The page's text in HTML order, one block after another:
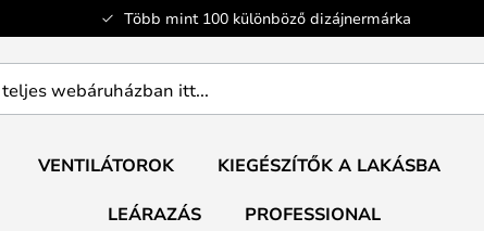
Több mint 100 különböző dizájnermárka
VENTILÁTOROK KIEGÉSZÍTŐK A LAKÁSBA
LEÁRAZÁS
PROFESSIONAL